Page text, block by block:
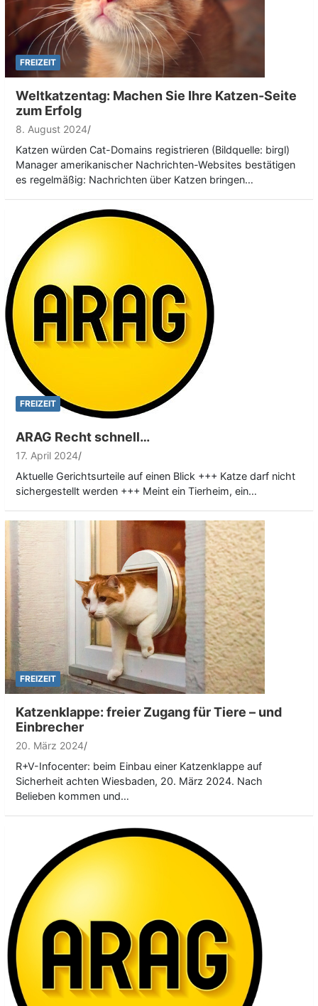
FREIZEIT
Weltkatzentag: Machen Sie Ihre Katzen-Seite
zum Erfolg
8. August 2024
Katzen würden Cat-Domains registrieren (Bildquelle: birgl)
Manager amerikanischer Nachrichten-Websites bestätigen
es regelmäßig: Nachrichten über Katzen bringen…
FREIZEIT
ARAG Recht schnell…
17. April 2024
Aktuelle Gerichtsurteile auf einen Blick +++ Katze darf nicht
sichergestellt werden +++ Meint ein Tierheim, ein…
FREIZEIT
Katzenklappe: freier Zugang für Tiere – und
Einbrecher
20. März 2024
R+V-Infocenter: beim Einbau einer Katzenklappe auf
Sicherheit achten Wiesbaden, 20. März 2024. Nach
Belieben kommen und…